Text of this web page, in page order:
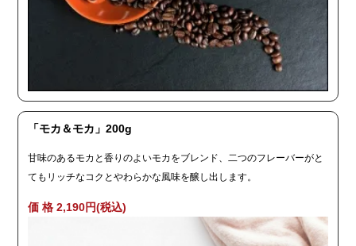
「モカ＆モカ」200g
甘味のあるモカと香りのよいモカをブレンド、二つのフレーバーがと
てもリッチなコクとやわらかな風味を醸し出します。
価 格 2,190円(税込)